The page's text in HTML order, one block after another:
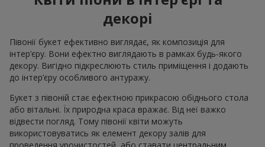
декорі
Півонії букет ефективно виглядає, як композиція для
інтер’єру. Вони ефектно виглядають в рамках будь-якого
декору. Вигідно підкреслюють стиль приміщення і додають
до інтер’єру особливого антуражу.
Букет з півоній стає ефектною прикрасою обіднього стола
або вітальні. Їх природна краса вражає. Від неї важко
відвести погляд. Тому півонії квіти можуть
використовуватись як елемент декору залів для
проведення урочистостей, або ставати центральним